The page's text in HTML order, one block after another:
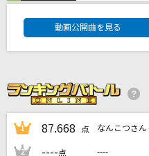
DAMの新曲
カラオケ最新
動画公開曲を見る
1 87.668 点 なんこつさん
2 ----点 ----